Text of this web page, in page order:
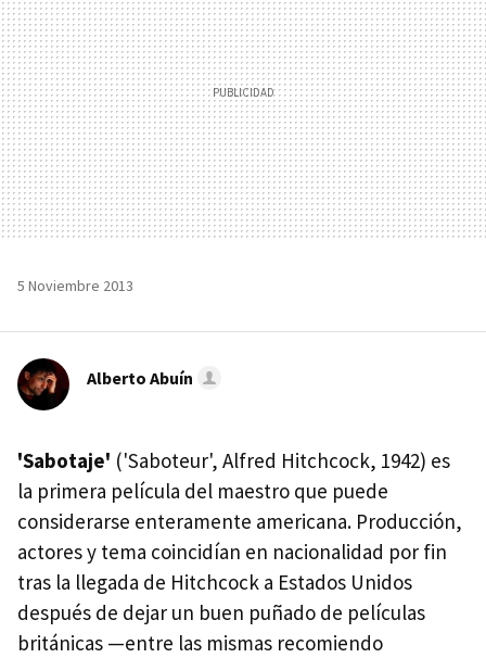
5 Noviembre 2013
Alberto Abuín
'Sabotaje' ('Saboteur', Alfred Hitchcock, 1942) es
la primera película del maestro que puede
considerarse enteramente americana. Producción,
actores y tema coincidían en nacionalidad por fin
tras la llegada de Hitchcock a Estados Unidos
después de dejar un buen puñado de películas
británicas —entre las mismas recomiendo